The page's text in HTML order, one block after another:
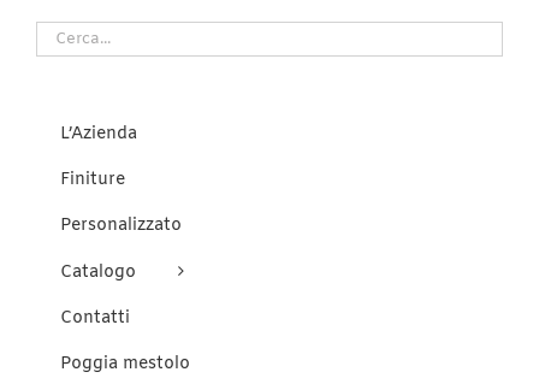
L’Azienda
Finiture
Personalizzato
Catalogo
Contatti
Poggia mestolo